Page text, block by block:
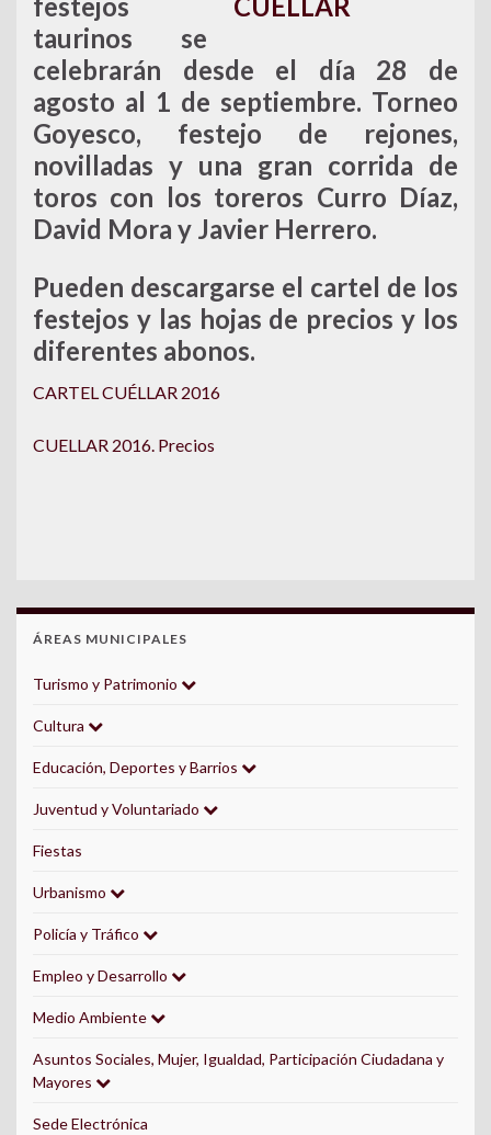
festejos
taurinos se
celebrarán desde el día 28 de
agosto al 1 de septiembre. Torneo
Goyesco, festejo de rejones,
novilladas y una gran corrida de
toros con los toreros Curro Díaz,
David Mora y Javier Herrero.
Pueden descargarse el cartel de los
festejos y las hojas de precios y los
diferentes abonos.
CARTEL CUÉLLAR 2016
CUELLAR 2016. Precios
ÁREAS MUNICIPALES
Turismo y Patrimonio
Cultura
Educación, Deportes y Barrios
Juventud y Voluntariado
Fiestas
Urbanismo
Policía y Tráfico
Empleo y Desarrollo
Medio Ambiente
Asuntos Sociales, Mujer, Igualdad, Participación Ciudadana y
Mayores
Sede Electrónica